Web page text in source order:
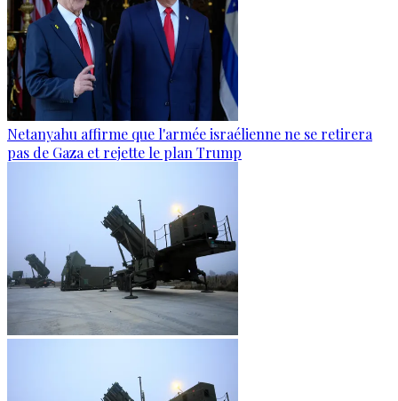
Netanyahu affirme que l'armée israélienne ne se retirera
pas de Gaza et rejette le plan Trump